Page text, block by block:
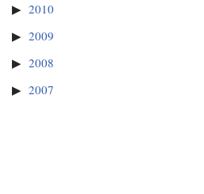
2010
2009
2008
2007